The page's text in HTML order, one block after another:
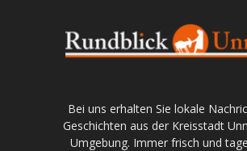
Bei uns erhalten Sie lokale
Geschichten aus der Kreisstadt
Umgebung. Immer frisch und